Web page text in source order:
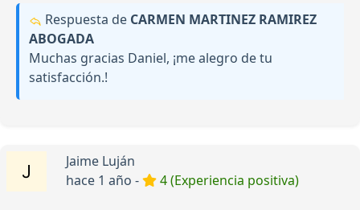
Respuesta de CARMEN MARTINEZ RAMIREZ
ABOGADA
Muchas gracias Daniel, ¡me alegro de tu
satisfacción.!
Jaime Luján
hace 1 año -
4 (Experiencia positiva)